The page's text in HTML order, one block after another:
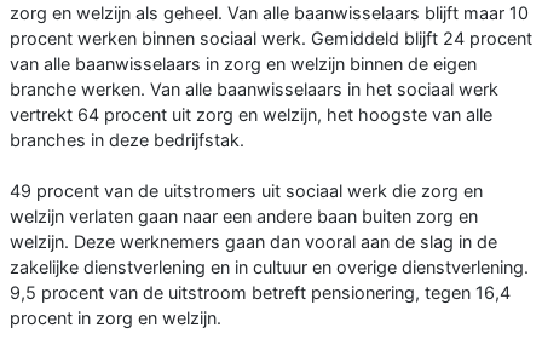
zorg en welzijn als geheel. Van alle baanwisselaars blijft maar 10
procent werken binnen sociaal werk. Gemiddeld blijft 24 procent
van alle baanwisselaars in zorg en welzijn binnen de eigen
branche werken. Van alle baanwisselaars in het sociaal werk
vertrekt 64 procent uit zorg en welzijn, het hoogste van alle
branches in deze bedrijfstak.
49 procent van de uitstromers uit sociaal werk die zorg en
welzijn verlaten gaan naar een andere baan buiten zorg en
welzijn. Deze werknemers gaan dan vooral aan de slag in de
zakelijke dienstverlening en in cultuur en overige dienstverlening.
9,5 procent van de uitstroom betreft pensionering, tegen 16,4
procent in zorg en welzijn.